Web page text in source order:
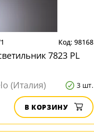
98168
7823 PL
(Италия)
3 шт.
В КОРЗИНУ